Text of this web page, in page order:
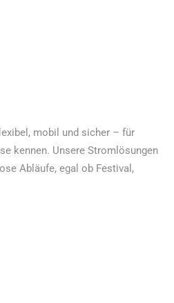
mobil und sicher – für
kennen. Unsere Stromlösungen
Abläufe, egal ob Festival,